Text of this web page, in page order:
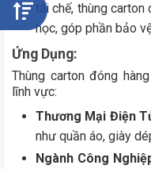
tái chế, thùng
học, góp phần bảo
Ứng Dụng:
Thùng carton đóng
lĩnh vực:
Thương Mại Điện
như quần áo, giày
Ngành Công